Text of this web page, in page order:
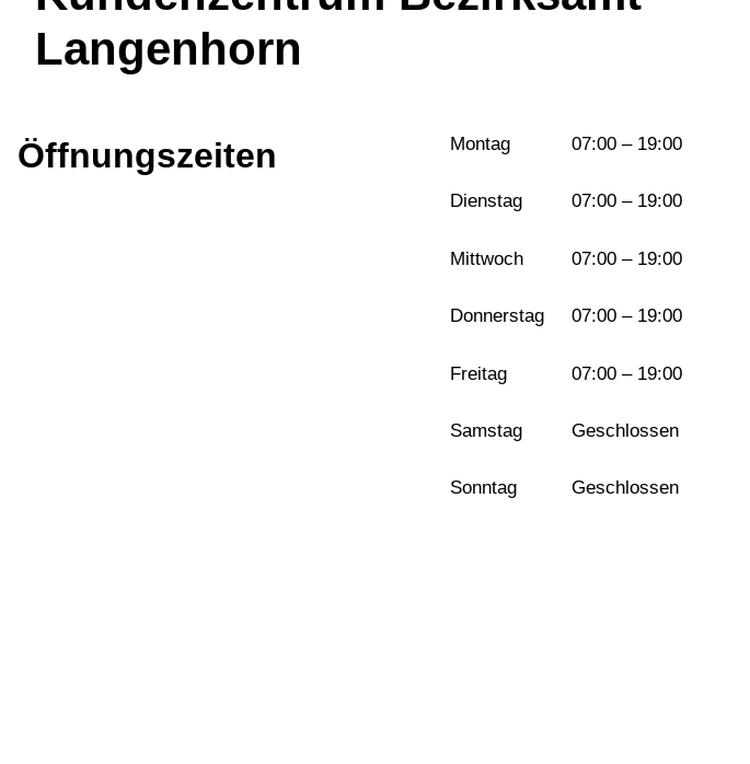
Langenhorn
Öffnungszeiten Montag 07:00 – 19:00
Dienstag 07:00 – 19:00
Mittwoch 07:00 – 19:00
Donnerstag 07:00 – 19:00
Freitag 07:00 – 19:00
Samstag Geschlossen
Sonntag Geschlossen